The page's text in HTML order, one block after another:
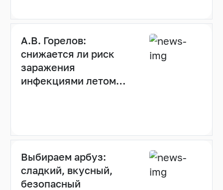
А.В. Горелов:
снижается ли риск
заражения
инфекциями летом
Выбираем арбуз:
сладкий, вкусный,
безопасный